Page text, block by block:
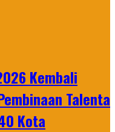
Kembali
Talenta
Kota